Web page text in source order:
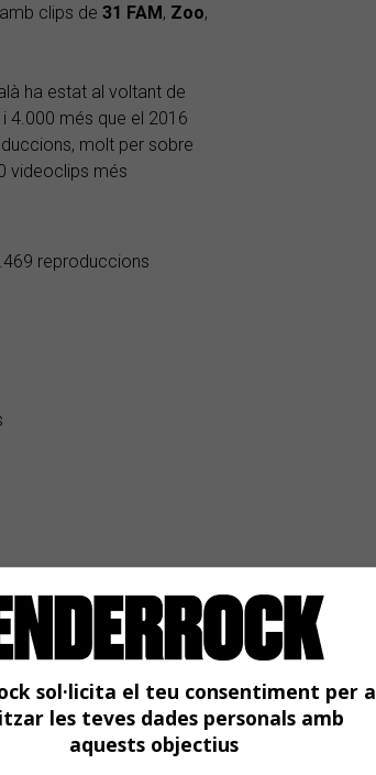
clips de 31 FAM, Zoo,
ha estat al voltant de
4.000 més que el 2016
molt per sobre
videoclips més
reproduccions
sol·licita el teu consentiment per a
les teves dades personals amb
aquests objectius